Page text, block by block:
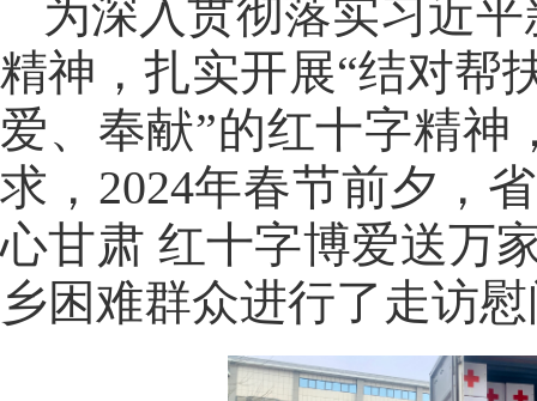
为深入贯彻落实习近
精神，扎实开展“结对帮
爱、奉献”的红十字精神
求，2024年春节前夕，
心甘肃 红十字博爱送万
乡困难群众进行了走访